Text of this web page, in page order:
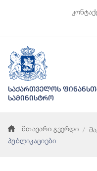
საქართველოს
სამინისტრო
მთავარი გვერდი
პუბლიკაციები